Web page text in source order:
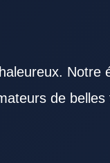
Notre
de